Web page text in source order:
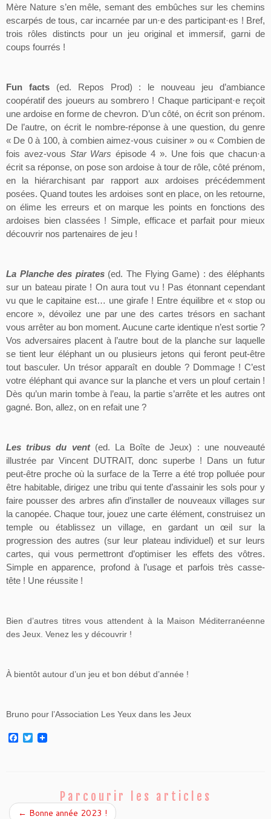
Mère Nature s’en mêle, semant des embûches sur les chemins
escarpés de tous, car incarnée par un·e des participant·es ! Bref,
trois rôles distincts pour un jeu original et immersif, garni de
coups fourrés !
Fun facts(ed. Repos Prod) : le nouveau jeu d’ambiance
coopératif des joueurs au sombrero ! Chaque participant·ereçoit
une ardoise en forme de chevron. D’un côté, on écrit son prénom.
De l’autre, on écrit le nombre-réponse à une question, du genre
« De 0 à 100, à combien aimez-vous cuisiner » ou « Combien de
fois avez-vous Star Wars épisode 4 ». Une fois quechacun·a
écrit sa réponse, on pose son ardoise à tour de rôle, côté prénom,
en la hiérarchisant par rapport aux ardoises précédemment
posées. Quand toutes les ardoises sont en place, on les retourne,
on élime les erreurs et on marque les points en fonctions des
ardoises bien classées ! Simple, efficace et parfait pour mieux
découvrir nos partenaires de jeu !
La Planche des pirates(ed. The FlyingGame) : des éléphants
sur un bateau pirate ! On aura tout vu ! Pas étonnant cependant
vu que le capitaine est… une girafe ! Entre équilibre et « stop ou
encore », dévoilez une par une des cartes trésors en sachant
vous arrêter au bon moment. Aucune carte identique n’est sortie ?
Vos adversaires placent à l’autre bout de la planche sur laquelle
se tient leur éléphant un ou plusieurs jetons qui feront peut-être
tout basculer. Un trésor apparaît en double ? Dommage ! C’est
votre éléphant qui avance sur la planche et vers un plouf certain !
Dès qu’un marin tombe à l’eau, la partie s’arrête et les autres ont
gagné. Bon, allez, on en refait une ?
Les tribus du vent(ed. La Boîte de Jeux) : une nouveauté
illustrée par Vincent DUTRAIT, donc superbe ! Dans un futur
peut-être proche où la surface de la Terre a été trop polluée pour
être habitable, dirigez une tribu qui tente d’assainir les sols pour y
faire pousser des arbres afin d’installer de nouveaux villages sur
la canopée. Chaque tour, jouez une carte élément, construisez un
temple ou établissez un village, en gardant un œil sur la
progression des autres (sur leur plateau individuel) et sur leurs
cartes, qui vous permettront d’optimiser les effets des vôtres.
Simple en apparence, profond à l’usage et parfois très casse-
tête ! Une réussite !
Bien d’autres titres vous attendent à la Maison Méditerranéenne
des Jeux. Venez les y découvrir !
À bientôt autour d’un jeu et bon début d’année !
Bruno pour l’Association Les Yeux dans les Jeux
F
k
T
w
Parcourir les articles
← Bonne année 2023 !